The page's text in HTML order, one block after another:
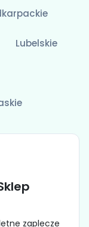
Lubelskie
zaplecze